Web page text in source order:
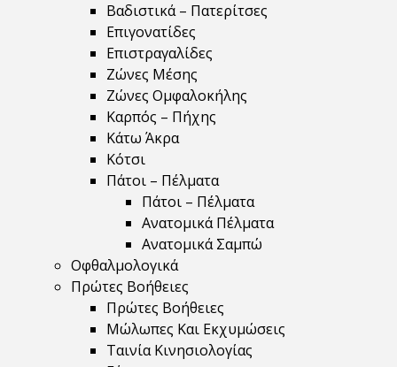
Βαδιστικά – Πατερίτσες
Επιγονατίδες
Επιστραγαλίδες
Ζώνες Μέσης
Ζώνες Ομφαλοκήλης
Καρπός – Πήχης
Κάτω Άκρα
Κότσι
Πάτοι – Πέλματα
Πάτοι – Πέλματα
Ανατομικά Πέλματα
Ανατομικά Σαμπώ
Οφθαλμολογικά
Πρώτες Βοήθειες
Πρώτες Βοήθειες
Μώλωπες Και Εκχυμώσεις
Ταινία Κινησιολογίας